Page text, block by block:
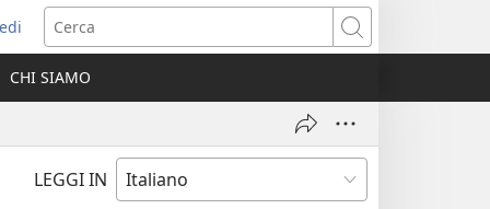
Cerca
CHI SIAMO
LEGGI IN